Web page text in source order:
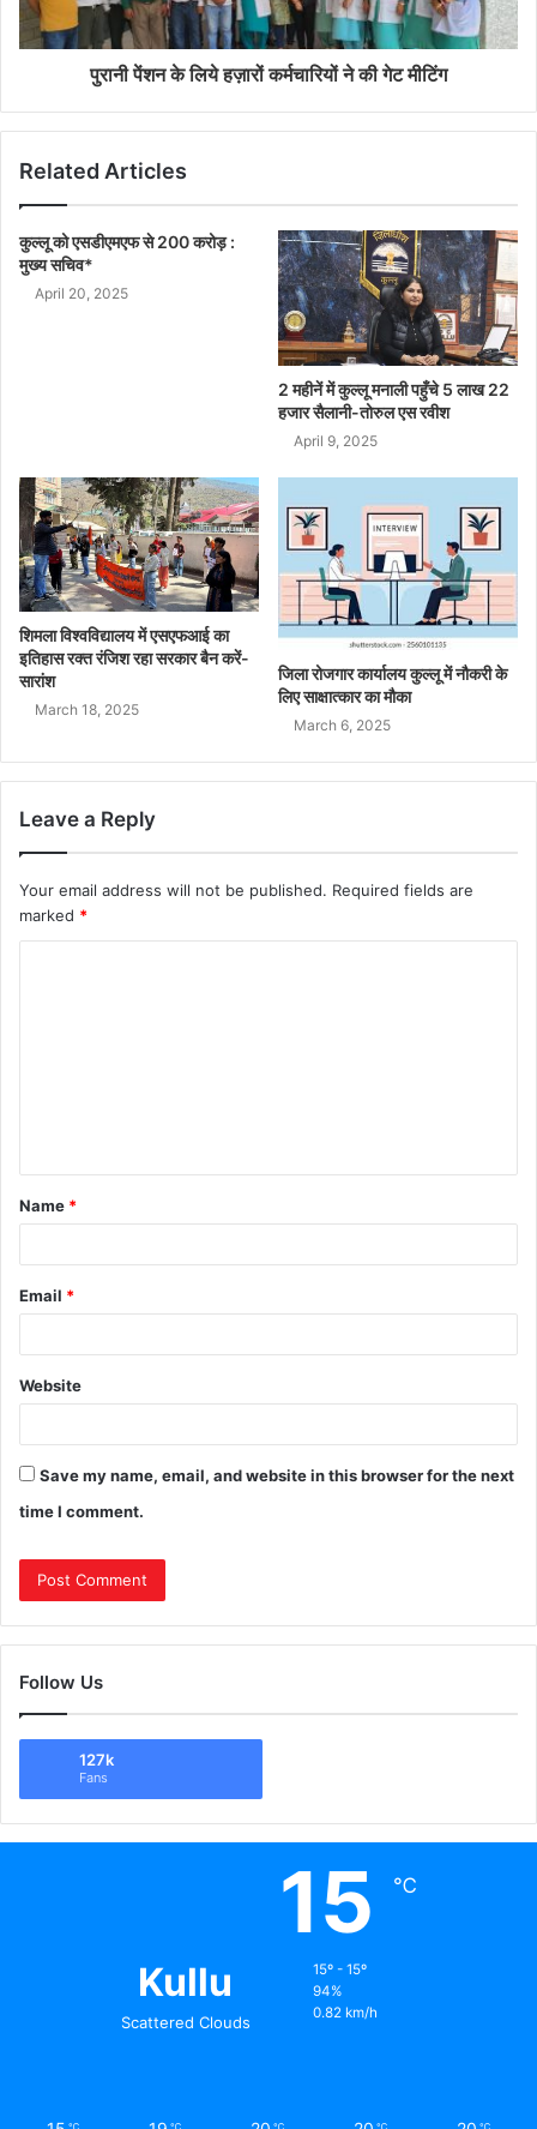
पुरानी पेंशन के लिये हज़ारों कर्मचारियों ने की गेट मीटिंग
Related Articles
कुल्लू को एसडीएमएफ से 200 करोड़ :
मुख्य सचिव*
April 20, 2025
2 महीनें में कुल्लू मनाली पहुँचे 5 लाख 22
हजार सैलानी-तोरुल एस रवीश
April 9, 2025
शिमला विश्वविद्यालय में एसएफआई का
इतिहास रक्त रंजिश रहा सरकार बैन करें-
सारांश
March 18, 2025
जिला रोजगार कार्यालय कुल्लू में नौकरी के
लिए साक्षात्कार का मौका
March 6, 2025
Leave a Reply
Your email address will not be published. Required fields are
marked *
Name *
Email *
Website
Save my name, email, and website in this browser for the next
time I comment.
Follow Us
127k
Fans
Kullu
Scattered Clouds
15 ℃
15º - 15º
94%
0.82 km/h